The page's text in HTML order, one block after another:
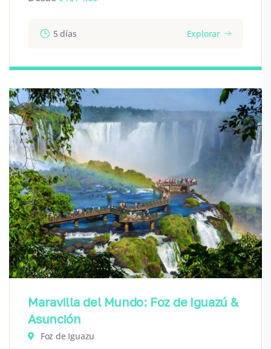
5 días Explorar
Maravilla del Mundo: Foz de Iguazú &
Asunción
Foz de Iguazu